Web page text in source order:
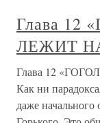
Глава 12
ЛЕЖИТ
Глава 12
Как ни
даже